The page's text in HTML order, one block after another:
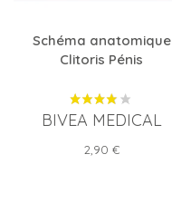
Schéma anatomique
Clitoris Pénis
BIVEA MEDICAL
Prix
2,90 €